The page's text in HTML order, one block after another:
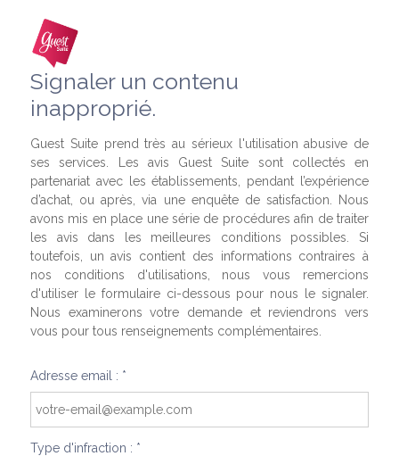
Signaler un contenu
inapproprié.
Guest Suite prend très au sérieux l'utilisation abusive de
ses services. Les avis Guest Suite sont collectés en
partenariat avec les établissements, pendant l’expérience
d’achat, ou après, via une enquête de satisfaction. Nous
avons mis en place une série de procédures afin de traiter
les avis dans les meilleures conditions possibles. Si
toutefois, un avis contient des informations contraires à
nos conditions d'utilisations, nous vous remercions
d'utiliser le formulaire ci-dessous pour nous le signaler.
Nous examinerons votre demande et reviendrons vers
vous pour tous renseignements complémentaires.
Adresse email : *
Type d'infraction : *